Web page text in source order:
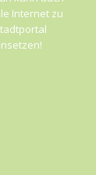
Internet zu